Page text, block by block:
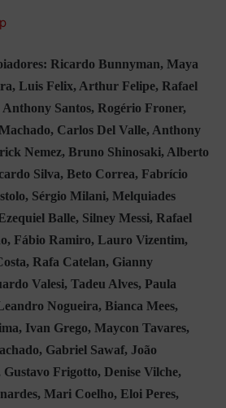
Ricardo Bunnyman, Maya
Luis Felix, Arthur Felipe, Rafael
Santos, Rogério Froner,
Carlos Del Valle, Anthony
Nemez, Bruno Shinosaki, Alberto
Silva, Beto Correa, Fabrício
Sérgio Milani, Melquiades
Balle, Silney Messi, Rafael
Fábio Ramiro, Lauro Vizentim,
Rafa Catelan, Gianny
Valesi, Tadeu Alves, Paula
Nogueira, Bianca Mees,
Ivan Grego, Maycon Tavares,
Gabriel Sawaf, João
Frigotto, Denise Vilche,
Mari Coelho, Eloi Peres,